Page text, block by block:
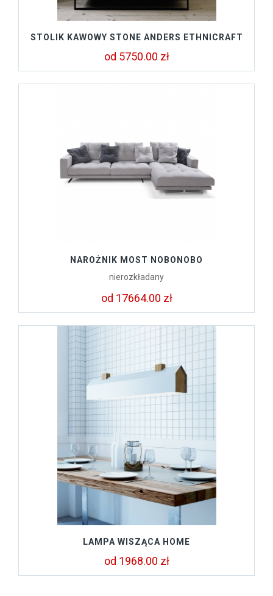
STOLIK KAWOWY STONE ANDERS ETHNICRAFT
od 5750.00 zł
NAROŻNIK MOST NOBONOBO
nierozkładany
od 17664.00 zł
LAMPA WISZĄCA HOME
od 1968.00 zł